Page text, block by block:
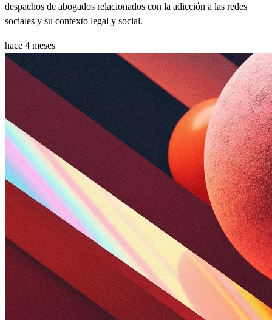
despachos de abogados relacionados con la adicción a las redes
sociales y su contexto legal y social.
hace 4 meses